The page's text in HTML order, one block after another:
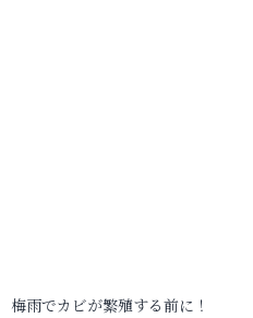
梅雨でカビが繁殖する前に！